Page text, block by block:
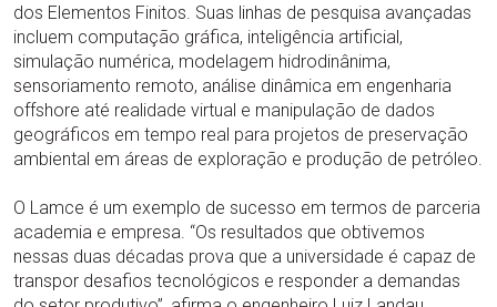
dos Elementos Finitos. Suas linhas de pesquisa avançadas
incluem computação gráfica, inteligência artificial,
simulação numérica, modelagem hidrodinânima,
sensoriamento remoto, análise dinâmica em engenharia
offshore até realidade virtual e manipulação de dados
geográficos em tempo real para projetos de preservação
ambiental em áreas de exploração e produção de petróleo.
O Lamce é um exemplo de sucesso em termos de parceria
academia e empresa. “Os resultados que obtivemos
nessas duas décadas prova que a universidade é capaz de
transpor desafios tecnológicos e responder a demandas